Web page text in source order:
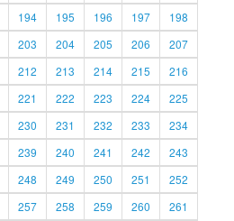
194 195 196 197
198
203 204 205 206
207
212 213 214 215
216
221 222 223 224
225
230 231 232 233
234
239 240 241 242
243
248 249 250 251
252
257 258 259 260
261